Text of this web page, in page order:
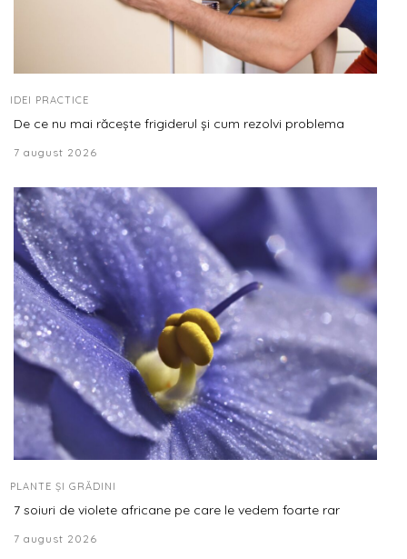
IDEI PRACTICE
De ce nu mai răcește frigiderul și cum rezolvi problema
7 august 2026
PLANTE ȘI GRĂDINI
7 soiuri de violete africane pe care le vedem foarte rar
7 august 2026